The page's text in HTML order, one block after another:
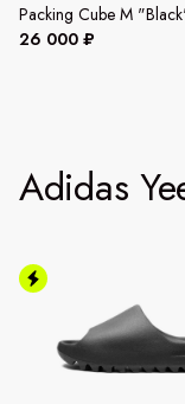
Packing Cube M
26 000 ₽
Adidas